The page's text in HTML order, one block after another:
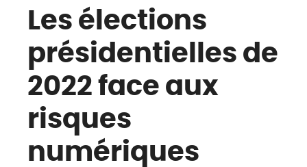
Les élections
présidentielles de
2022 face aux
risques
numériques